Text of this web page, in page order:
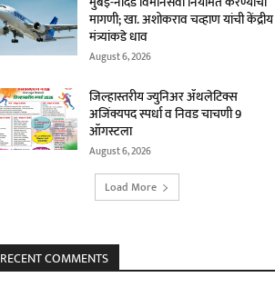
मागणी; खा. अशोकराव चव्हाण यांची केंद्रीय
मंत्र्यांकडे धाव
August 6, 2026
जिल्हास्तरीय ज्युनिअर ॲथलेटिक्स
अजिंक्यपद स्पर्धा व निवड चाचणी 9
ऑगस्टला
August 6, 2026
Load More
RECENT COMMENTS